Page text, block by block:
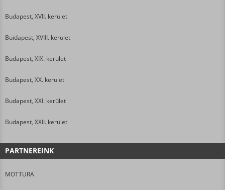
Budapest, XVII. kerület
Buidapest, XVIII. kerület
Budapest, XIX. kerület
Budapest, XX. kerület
Budapest, XXI. kerület
Budapest, XXII. kerület
PARTNEREINK
MOTTURA